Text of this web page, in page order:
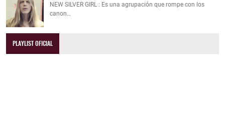
NEW SILVER GIRL : Es una agrupación que rompe con los
canon…
PLAYLIST OFICIAL